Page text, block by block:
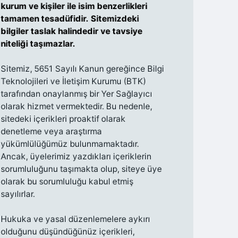
kurum ve kişiler ile isim benzerlikleri
tamamen tesadüfidir. Sitemizdeki
bilgiler taslak halindedir ve tavsiye
niteliği taşımazlar.
Sitemiz, 5651 Sayılı Kanun gereğince Bilgi
Teknolojileri ve İletişim Kurumu (BTK)
tarafından onaylanmış bir Yer Sağlayıcı
olarak hizmet vermektedir. Bu nedenle,
sitedeki içerikleri proaktif olarak
denetleme veya araştırma
yükümlülüğümüz bulunmamaktadır.
Ancak, üyelerimiz yazdıkları içeriklerin
sorumluluğunu taşımakta olup, siteye üye
olarak bu sorumluluğu kabul etmiş
sayılırlar.
Hukuka ve yasal düzenlemelere aykırı
olduğunu düşündüğünüz içerikleri,